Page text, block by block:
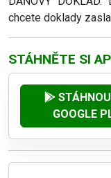
chcete doklady
STÁHNĚTE SI
GOOGLE